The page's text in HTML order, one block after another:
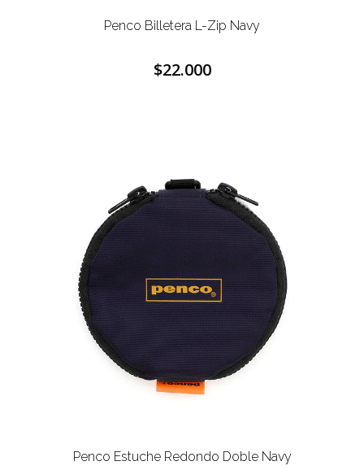
Penco Billetera L-Zip Navy
$22.000
Penco Estuche Redondo Doble Navy